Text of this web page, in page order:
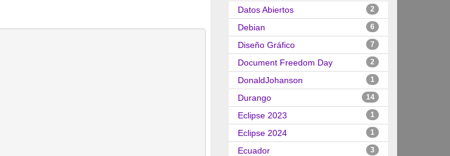
Datos Abiertos 2
Debian 6
Diseño Gráfico 7
Document Freedom Day 2
DonaldJohanson 1
Durango 14
Eclipse 2023 1
Eclipse 2024 1
Ecuador 3